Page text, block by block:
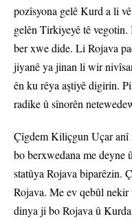
pozîsyona gelê Kurd a li
gelên Tirkiyeyê tê
ber xwe dide. Li Rojava
jiyanê ya jinan li wir
ên ku rêya aştiyê digirin.
radike û sînorên
Çîgdem Kiliçgun Uçar anî
bo berxwedana me deyne
statûya Rojava biparêzin.
Rojava. Me ev qebûl nekir
dinya ji bo Rojava û